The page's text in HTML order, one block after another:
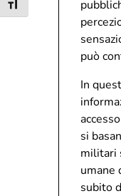
Attiva/disattiva
può
In
si
militari
umane
subito